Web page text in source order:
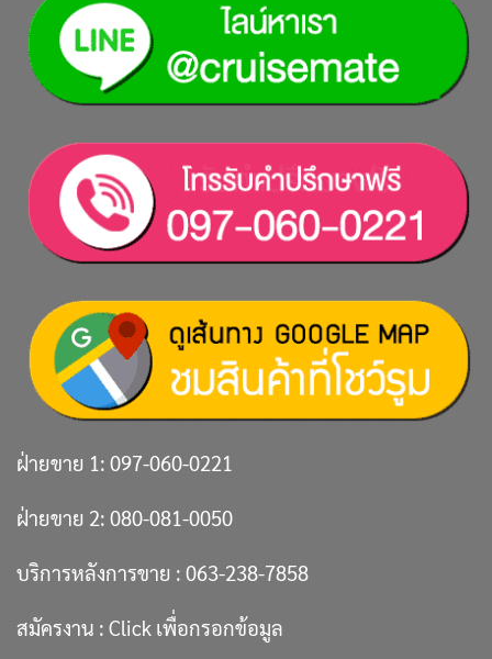
ฝ่ายขาย 1: 097-060-0221
ฝ่ายขาย 2: 080-081-0050
บริการหลังการขาย : 063-238-7858
สมัครงาน : Click เพื่อกรอกข้อมูล